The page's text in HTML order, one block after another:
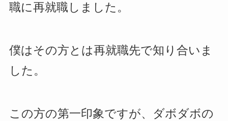
職に再就職しました。
僕はその方とは再就職先で知り合いま
した。
この方の第一印象ですが、ダボダボの